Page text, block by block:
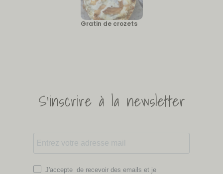
Gratin de crozets
S'inscrire à la newsletter
J'accepte de recevoir des emails et je